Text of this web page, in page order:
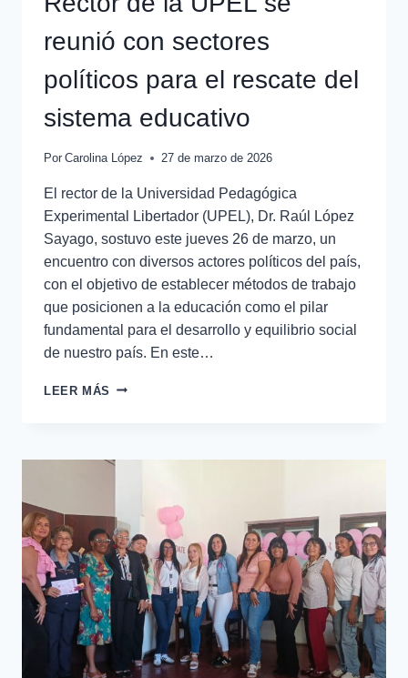
reunió con sectores
políticos para el rescate del
sistema educativo
Por Carolina López 27 de marzo de 2026
El rector de la Universidad Pedagógica
Experimental Libertador (UPEL), Dr. Raúl López
Sayago, sostuvo este jueves 26 de marzo, un
encuentro con diversos actores políticos del país,
con el objetivo de establecer métodos de trabajo
que posicionen a la educación como el pilar
fundamental para el desarrollo y equilibrio social
de nuestro país. En este…
LEER MÁS